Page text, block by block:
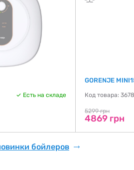
Есть на складе
GORENJE
Код товара:
5299 грн
4869 грн
бойлеров